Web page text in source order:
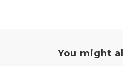
You might